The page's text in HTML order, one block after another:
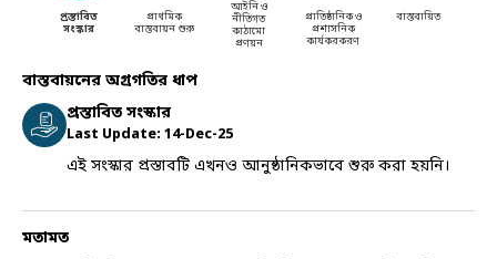
প্রস্তাবিত
সংস্কার
প্রাথমিক
বাস্তবায়ন শুরু
আইনি ও
নীতিগত
কাঠামো
প্রণয়ন
প্রাতিষ্ঠানিক ও
প্রশাসনিক
কার্যকরকরণ
বাস্তবায়িত
বাস্তবায়নের অগ্রগতির ধাপ
প্রস্তাবিত সংস্কার
Last Update: 14-Dec-25
এই সংস্কার প্রস্তাবটি এখনও আনুষ্ঠানিকভাবে শুরু করা হয়নি।
মতামত